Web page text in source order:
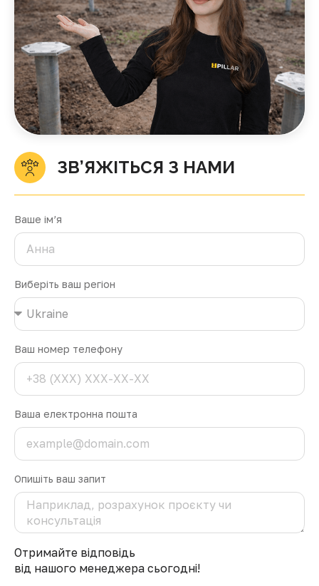
ЗВ’ЯЖІТЬСЯ З НАМИ
Ваше ім’я
Виберіть ваш регіон
Ваш номер телефону
Ваша електронна пошта
Опишіть ваш запит
Отримайте відповідь
від нашого менеджера сьогодні!